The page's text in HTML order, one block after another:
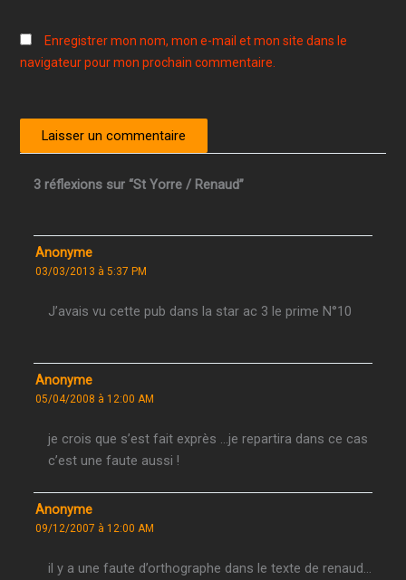
Enregistrer mon nom, mon e-mail et mon site dans le
navigateur pour mon prochain commentaire.
3 réflexions sur “St Yorre / Renaud”
Anonyme
03/03/2013 à 5:37 PM
J’avais vu cette pub dans la star ac 3 le prime N°10
Anonyme
05/04/2008 à 12:00 AM
je crois que s’est fait exprès …je repartira dans ce cas
c’est une faute aussi !
Anonyme
09/12/2007 à 12:00 AM
il y a une faute d’orthographe dans le texte de renaud…